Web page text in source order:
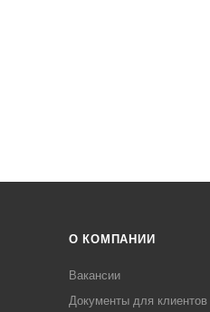
О КОМПАНИИ
Вакансии
Документы для клиентов